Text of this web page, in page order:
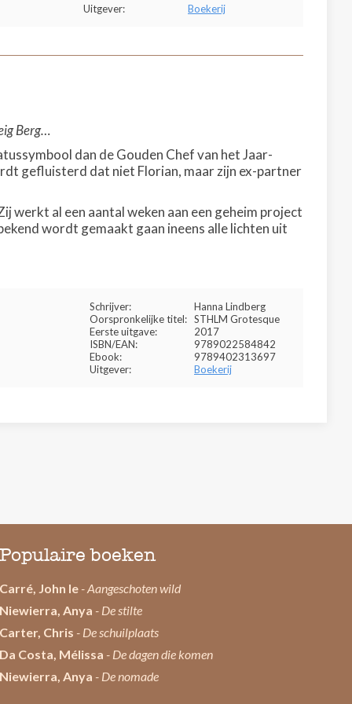
Uitgever:
Boekerij
Berg…
dan de Gouden Chef van het Jaar-
gefluisterd dat niet Florian, maar zijn ex-partner
werkt al een aantal weken aan een geheim project
wordt gemaakt gaan ineens alle lichten uit
Schrijver:
Hanna Lindberg
Oorspronkelijke titel: STHLM Grotesque
Eerste uitgave:
2017
ISBN/EAN:
9789022584842
Ebook:
9789402313697
Uitgever:
Boekerij
Populaire boeken
Carré, John le - Aangeschoten wild
Niewierra, Anya - De stilte
Carter, Chris - De schuilplaats
Da Costa, Mélissa - De dagen die komen
Niewierra, Anya - De nomade